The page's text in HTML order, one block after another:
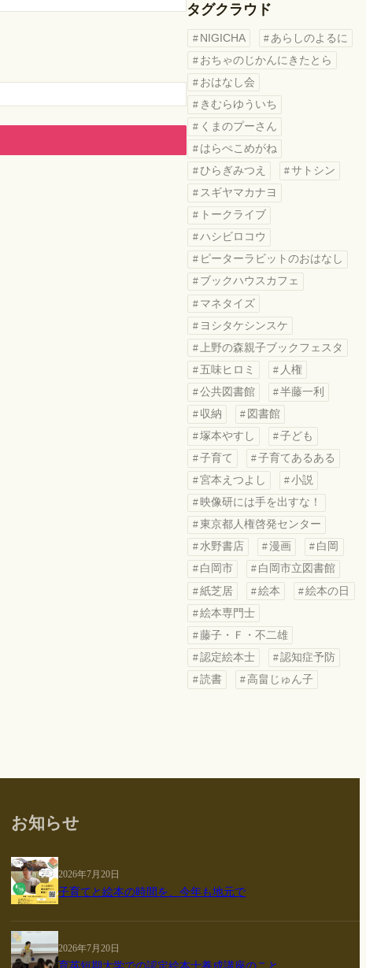
タグクラウド
NIGICHA
あらしのよるに
おちゃのじかんにきたとら
おはなし会
きむらゆういち
くまのプーさん
はらぺこめがね
ひらぎみつえ
サトシン
スギヤマカナヨ
トークライブ
ハシビロコウ
ピーターラビットのおはなし
ブックハウスカフェ
マネタイズ
ヨシタケシンスケ
上野の森親子ブックフェスタ
五味ヒロミ
人権
公共図書館
半藤一利
収納
図書館
塚本やすし
子ども
子育て
子育てあるある
宮本えつよし
小説
映像研には手を出すな！
東京都人権啓発センター
水野書店
漫画
白岡
白岡市
白岡市立図書館
紙芝居
絵本
絵本の日
絵本専門士
藤子・Ｆ・不二雄
認定絵本士
認知症予防
読書
高畠じゅん子
お知らせ
2026年7月20日
子育てと絵本の時間を、今年も地元で
2026年7月20日